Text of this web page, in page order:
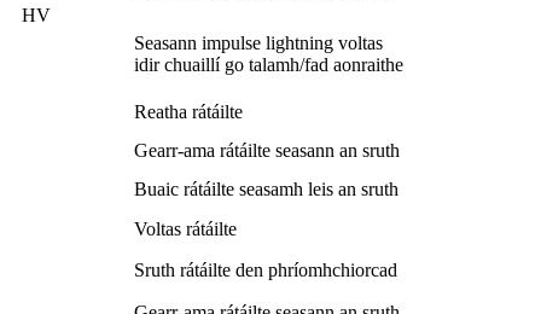
HV
Seasann impulse lightning voltas
idir chuaillí go talamh/fad aonraithe
Reatha rátáilte
Gearr-ama rátáilte seasann an sruth
Buaic rátáilte seasamh leis an sruth
Voltas rátáilte
Sruth rátáilte den phríomhchiorcad